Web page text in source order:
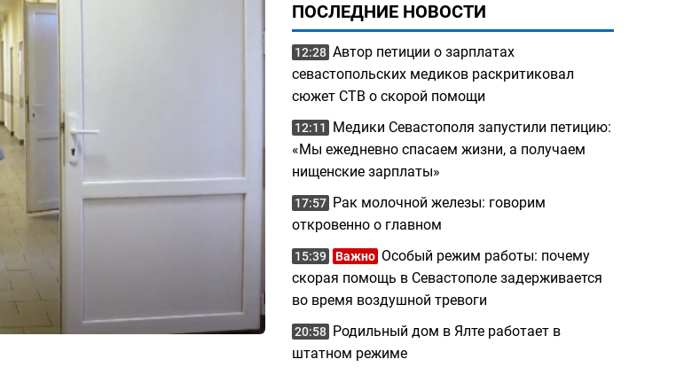
ПОСЛЕДНИЕ НОВОСТИ
12:28 Автор петиции о зарплатах
севастопольских медиков раскритиковал
сюжет СТВ о скорой помощи
12:11
Медики Севастополя запустили петицию:
«Мы ежедневно спасаем жизни, а получаем
нищенские зарплаты»
17:57 Рак молочной железы: говорим
откровенно о главном
15:39 Важно Особый режим работы: почему
скорая помощь в Севастополе задерживается
во время воздушной тревоги
20:58 Родильный дом в Ялте работает в
штатном режиме